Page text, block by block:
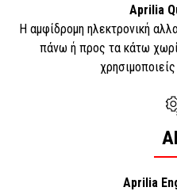
Aprilia
Η αμφίδρομη ηλεκτρονική
πάνω ή προς τα κάτω
Aprilia